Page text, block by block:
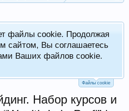
файлы cookie. Продолжая
сайтом, Вы соглашаетесь
Ваших файлов cookie.
Файлы cookie
Набор курсов и